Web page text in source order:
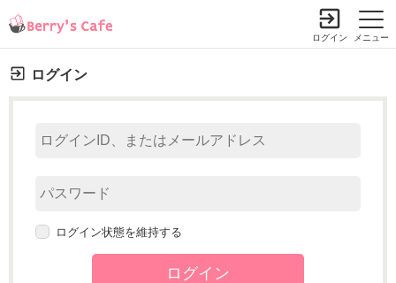
メニュー
ログイン
ログイン
ログイン状態を維持する